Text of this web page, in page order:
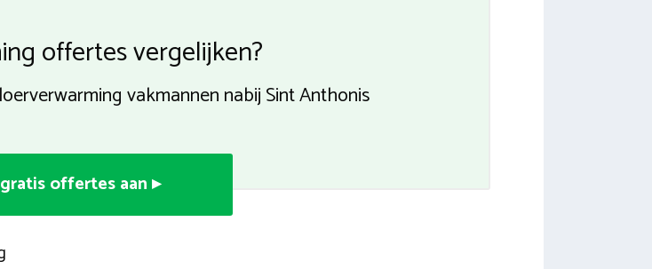
offertes vergelijken?
vakmannen nabij Sint Anthonis
offertes aan ▸